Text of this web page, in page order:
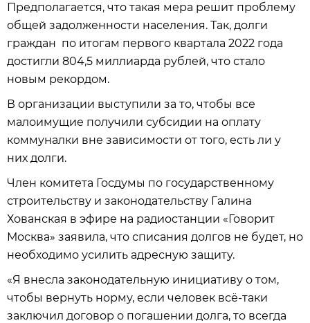
Предполагается, что такая мера решит проблему
общей задолженности населения. Так, долги
граждан по итогам первого квартала 2022 года
достигли 804,5 миллиарда рублей, что стало
новым рекордом.
В организации выступили за то, чтобы все
малоимущие получили субсидии на оплату
коммуналки вне зависимости от того, есть ли у
них долги.
Член комитета Госдумы по государственному
строительству и законодательству Галина
Хованская в эфире на радиостанции «Говорит
Москва» заявила, что списания долгов не будет, но
необходимо усилить адресную защиту.
«Я внесла законодательную инициативу о том,
чтобы вернуть норму, если человек всё-таки
заключил договор о погашении долга, то всегда